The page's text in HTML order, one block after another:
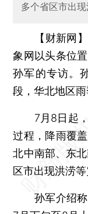
多个省区市出
【财新网
象网以头条位
孙军的专访。
段，华北地区雨
7月8日起，
过程，降雨覆
北中南部、东
区市出现洪涝等
孙军介绍称